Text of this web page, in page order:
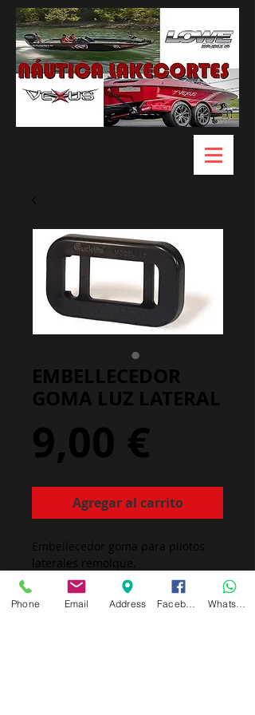
EMBELLECEDOR
GOMA LUZ LATERAL
9,00 €
Agregar al carrito
Embellecedor goma para pilotos
laterales remolque.
no incluye piloto. solo goma
Phone Email Address